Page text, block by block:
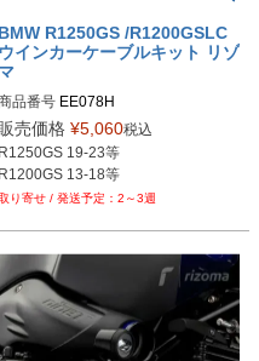
BMW R1250GS /R1200GSLC
ウインカーケーブルキット リゾ
マ
品番号 EE078H
売価格 ¥5,060税込
R1250GS 19-23等
2～3週